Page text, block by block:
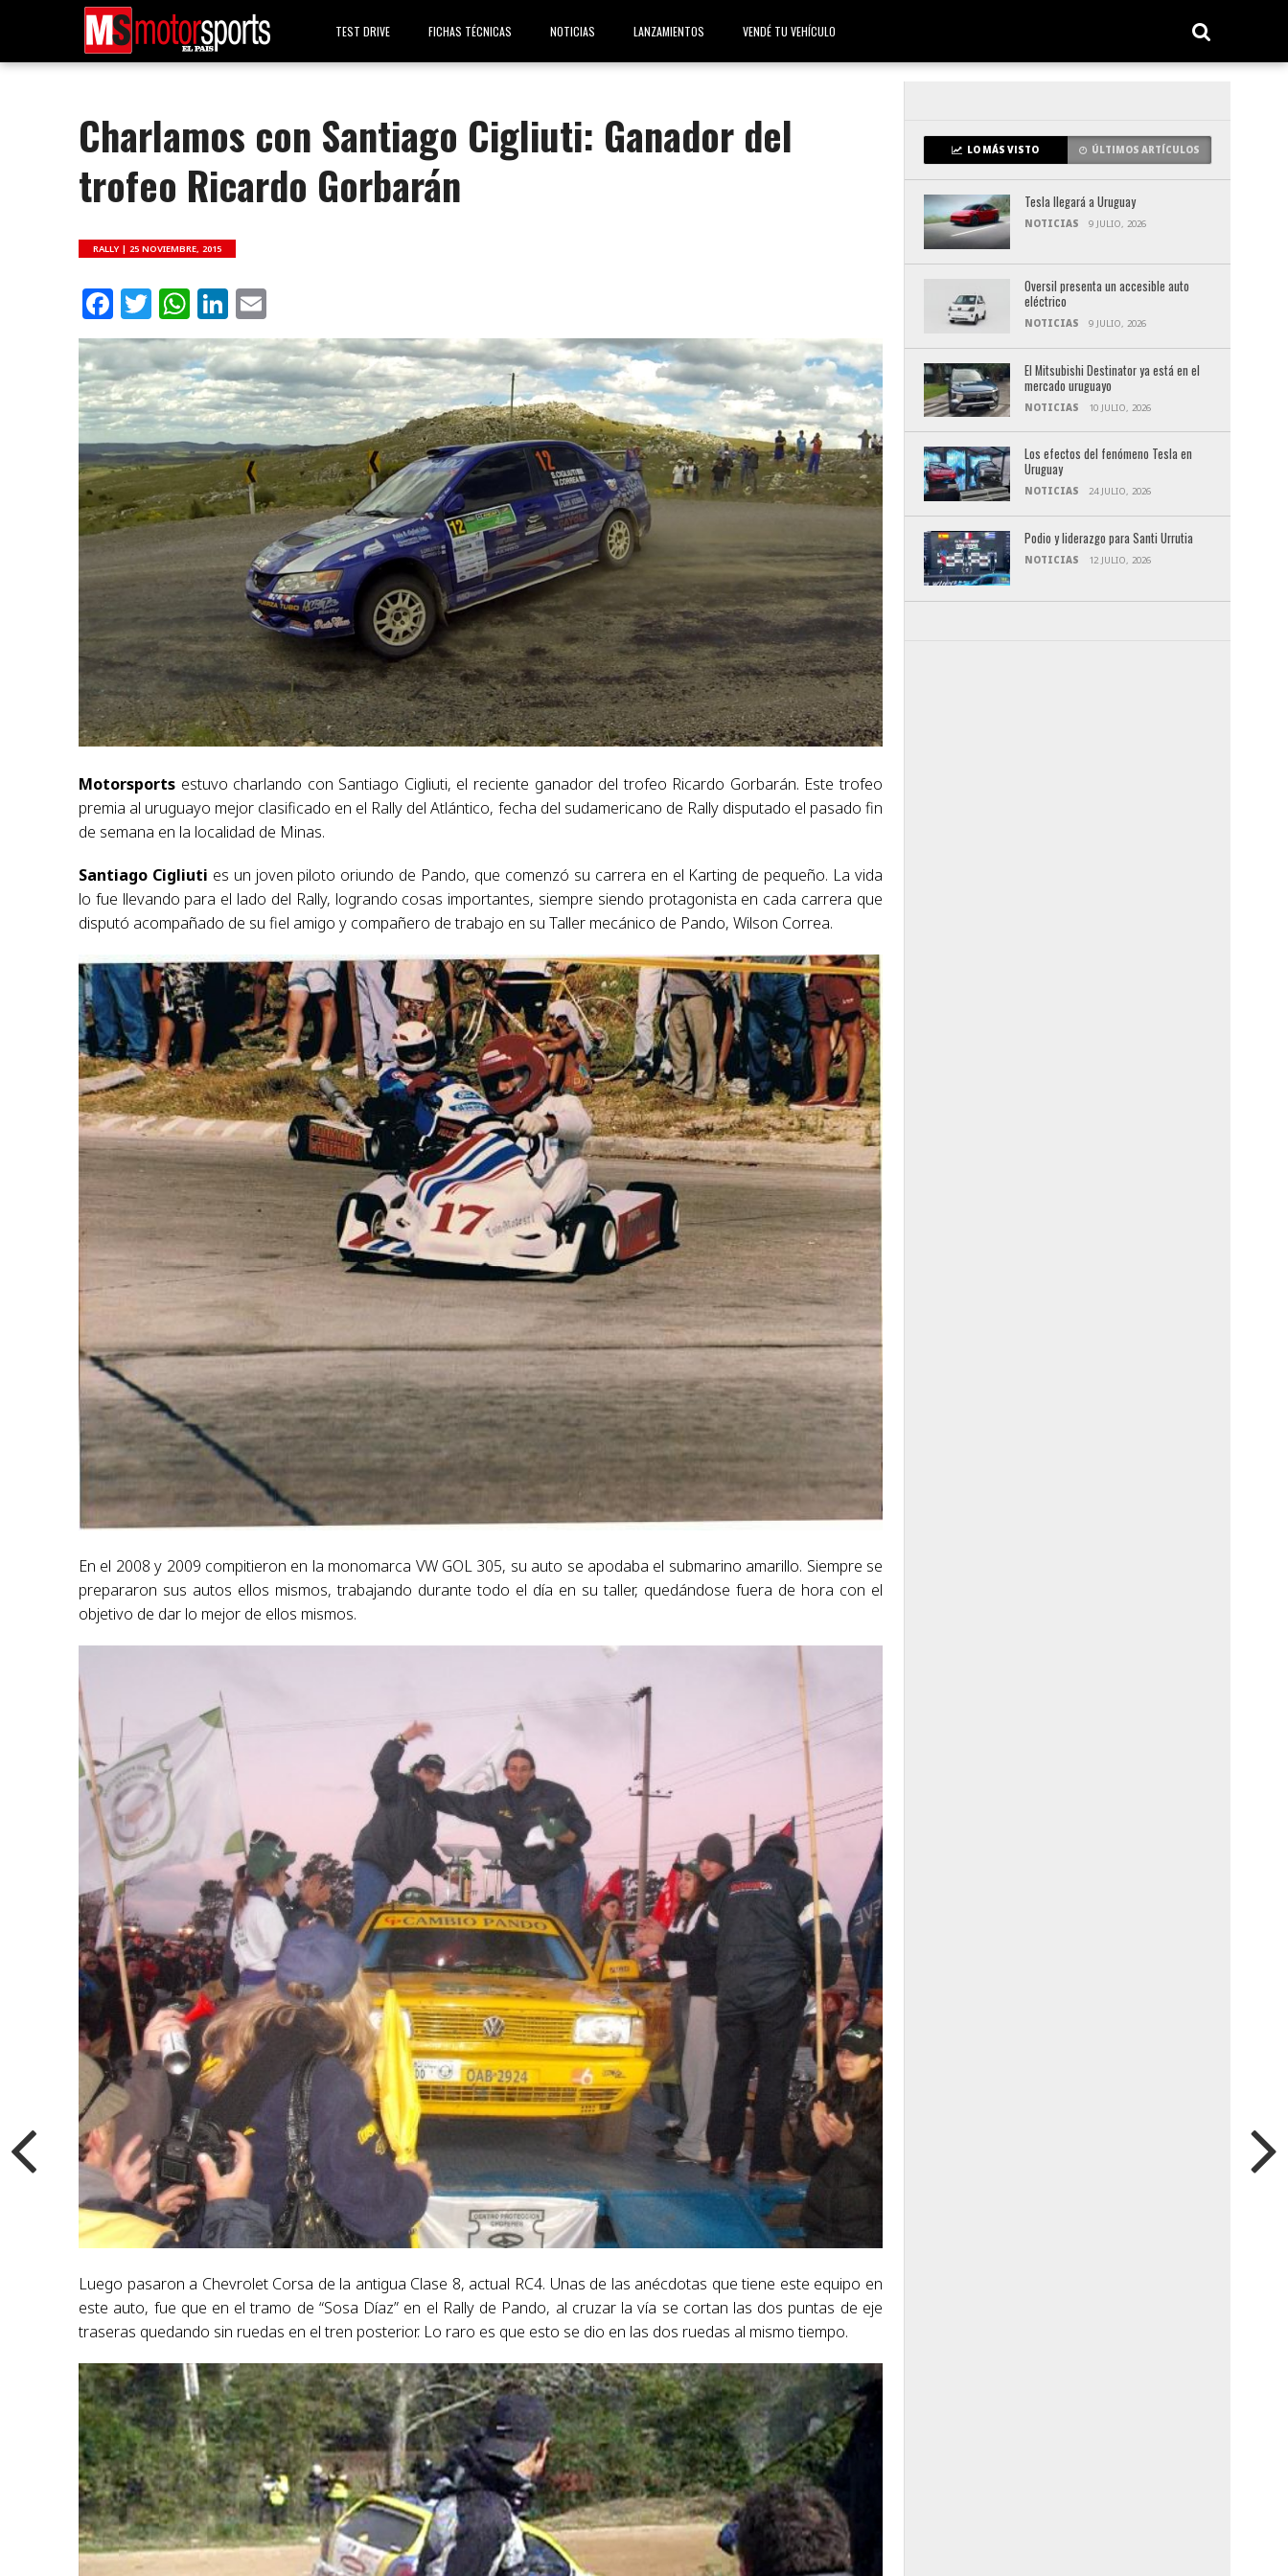
TEST DRIVE FICHAS TÉCNICAS NOTICIAS LANZAMIENTOS VENDÉ TU VEHÍCULO
Charlamos con Santiago Cigliuti: Ganador del
trofeo Ricardo Gorbarán
RALLY |25 NOVIEMBRE, 2015
Facebook
Twitter
WhatsApp
LinkedIn
Motorsports estuvo charlando con Santiago Cigliuti, el reciente ganador del trofeo Ricardo Gorbarán. Este trofeo
premia al uruguayo mejor clasificado en el Rally del Atlántico, fecha del sudamericano de Rally disputado el pasado fin
de semana en la localidad de Minas.
Santiago Cigliuti es un joven piloto oriundo de Pando, que comenzó su carrera en el Karting de pequeño. La vida
lo fue llevando para el lado del Rally, logrando cosas importantes, siempre siendo protagonista en cada carrera que
disputó acompañado de su fiel amigo y compañero de trabajo en su Taller mecánico de Pando, Wilson Correa.
En el 2008 y 2009 compitieron en la monomarca VW GOL 305, su auto se apodaba el submarino amarillo. Siempre se
prepararon sus autos ellos mismos, trabajando durante todo el día en su taller, quedándose fuera de hora con el
objetivo de dar lo mejor de ellos mismos.
Luego pasaron a Chevrolet Corsa de la antigua Clase 8, actual RC4. Unas de las anécdotas que tiene este equipo en
este auto, fue que en el tramo de “Sosa Díaz” en el Rally de Pando, al cruzar la vía se cortan las dos puntas de eje
traseras quedando sin ruedas en el tren posterior. Lo raro es que esto se dio en las dos ruedas al mismo tiempo.
LO MÁS VISTO ÚLTIMOS ARTÍCULOS
Tesla llegará a Uruguay
NOTICIAS 9 JULIO, 2026
Oversil presenta un accesible auto
eléctrico
NOTICIAS 9 JULIO, 2026
El Mitsubishi Destinator ya está en el
mercado uruguayo
NOTICIAS 10 JULIO, 2026
Los efectos del fenómeno Tesla en
Uruguay
NOTICIAS 24 JULIO, 2026
Podio y liderazgo para Santi Urrutia
NOTICIAS 12 JULIO, 2026